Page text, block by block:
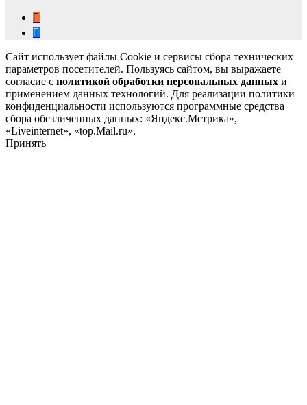
Сайт использует файлы Cookie и сервисы сбора технических
параметров посетителей. Пользуясь сайтом, вы выражаете
согласие с политикой обработки персональных данных и
применением данных технологий. Для реализации политики
конфиденциальности используются программные средства
сбора обезличенных данных: «Яндекс.Метрика»,
«Liveinternet», «top.Mail.ru».
Принять